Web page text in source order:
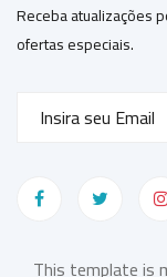
Receba atualizações
ofertas especiais.
This template is